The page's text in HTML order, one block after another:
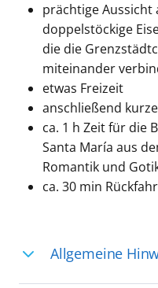
prächtige Aussicht
doppelstöckige
die die
miteinander
etwas Freizeit
anschließend
ca. 1 h Zeit für die
Santa María aus
Romantik und
ca. 30 min
Allgemeine